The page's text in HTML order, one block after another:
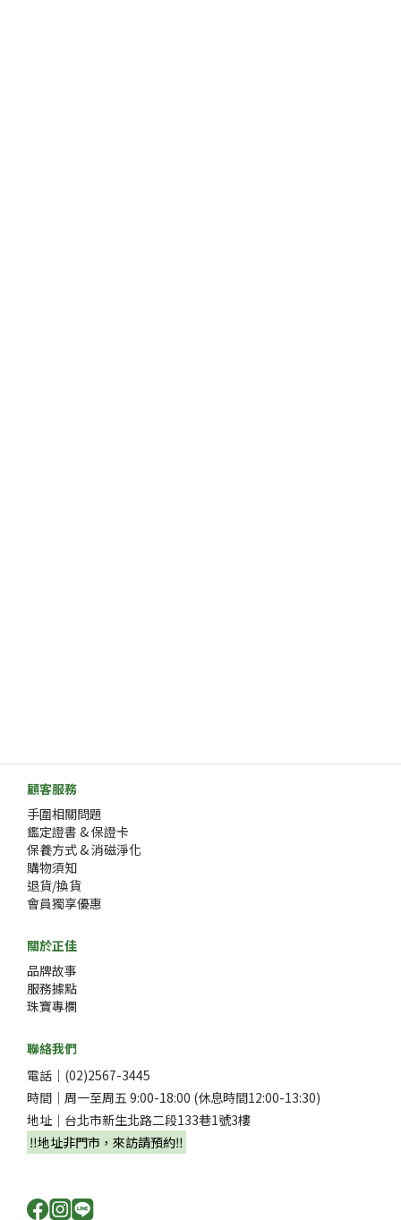
顧客服務
手圍相關問題
鑑定證書 & 保證卡
保養方式 & 消磁淨化
購物須知
退貨/換貨
會員獨享優惠
關於正佳
品牌故事
服務據點
珠寶專欄
聯絡我們
電話｜(02)2567-3445
時間｜周一至周五 9:00-18:00 (休息時間12:00-13:30)
地址｜台北市新生北路二段133巷1號3樓
‼️地址非門市，來訪請預約‼️